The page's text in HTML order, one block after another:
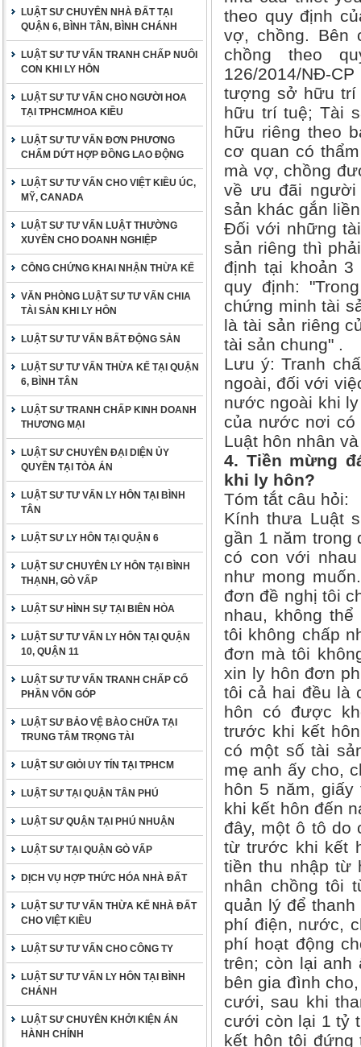
LUẬT SƯ CHUYÊN NHÀ ĐẤT TẠI
QUẬN 6, BÌNH TÂN, BÌNH CHÁNH
LUẬT SƯ TƯ VẤN TRANH CHẤP NUÔI
CON KHI LY HÔN
LUẬT SƯ TƯ VẤN CHO NGƯỜI HOA
TẠI TPHCM/HOA KIỀU
LUẬT SƯ TƯ VẤN ĐƠN PHƯƠNG
CHẤM DỨT HỢP ĐỒNG LAO ĐỘNG
LUẬT SƯ TƯ VẤN CHO VIỆT KIỀU ÚC,
MỸ, CANADA
LUẬT SƯ TƯ VẤN LUẬT THƯỜNG
XUYÊN CHO DOANH NGHIỆP
CÔNG CHỨNG KHAI NHẬN THỪA KẾ
VĂN PHÒNG LUẬT SƯ TƯ VẤN CHIA
TÀI SẢN KHI LY HÔN
LUẬT SƯ TƯ VẤN BẤT ĐỘNG SẢN
LUẬT SƯ TƯ VẤN THỪA KẾ TẠI QUẬN
6, BÌNH TÂN
LUẬT SƯ TRANH CHẤP KINH DOANH
THƯƠNG MẠI
LUẬT SƯ CHUYÊN ĐẠI DIỆN ỦY
QUYỀN TẠI TÒA ÁN
LUẬT SƯ TƯ VẤN LY HÔN TẠI BÌNH
TÂN
LUẬT SƯ LY HÔN TẠI QUẬN 6
LUẬT SƯ CHUYÊN LY HÔN TẠI BÌNH
THẠNH, GÒ VẤP
LUẬT SƯ HÌNH SỰ TẠI BIÊN HÒA
LUẬT SƯ TƯ VẤN LY HÔN TẠI QUẬN
10, QUẬN 11
LUẬT SƯ TƯ VẤN TRANH CHẤP CỐ
PHẦN VỐN GÓP
LUẬT SƯ BẢO VỆ BÀO CHỮA TẠI
TRUNG TÂM TRỌNG TÀI
LUẬT SƯ GIỎI UY TÍN TẠI TPHCM
LUẬT SƯ TẠI QUẬN TÂN PHÚ
LUẬT SƯ QUẬN TẠI PHÚ NHUẬN
LUẬT SƯ TẠI QUẬN GÒ VẤP
DỊCH VỤ HỢP THỨC HÓA NHÀ ĐẤT
LUẬT SƯ TƯ VẤN THỪA KẾ NHÀ ĐẤT
CHO VIỆT KIỀU
LUẬT SƯ TƯ VẤN CHO CÔNG TY
LUẬT SƯ TƯ VẤN LY HÔN TẠI BÌNH
CHÁNH
LUẬT SƯ CHUYÊN KHỞI KIỆN ÁN
HÀNH CHÍNH
theo quy định
vợ, chồng. Bên
chồng theo
126/2014/NĐ-
tượng sở hữu trí
hữu trí tuệ; Tài
hữu riêng theo
cơ quan có
mà vợ, chồng
về ưu đãi người
sản khác gắn
Đối với những
sản riêng thì
định tại khoản
quy định:
chứng minh tài
là tài sản riêng
tài sản chung" .
Lưu ý: Tranh
ngoài, đối với
nước ngoài khi
của nước nơi có
Luật hôn nhân
4. Tiền mừng
khi ly hôn?
Tóm tắt câu hỏi:
Kính thưa Luật
gần 1 năm trong
có con với
như mong
đơn đề nghị tôi
nhau, không
tôi không chấp
đơn mà tôi
xin ly hôn đơn
tôi cả hai đều là
hôn có được
trước khi kết
có một số tài
mẹ anh ấy cho,
hôn 5 năm,
khi kết hôn đến
đây, một ô tô do
từ trước khi kết
tiền thu nhập từ
nhân chồng tôi
quản lý để
phí điện, nước,
phí hoạt động
trên; còn lại anh
bên gia đình
cưới, sau khi
cưới còn lại 1 tỷ
kết hôn tôi đứng